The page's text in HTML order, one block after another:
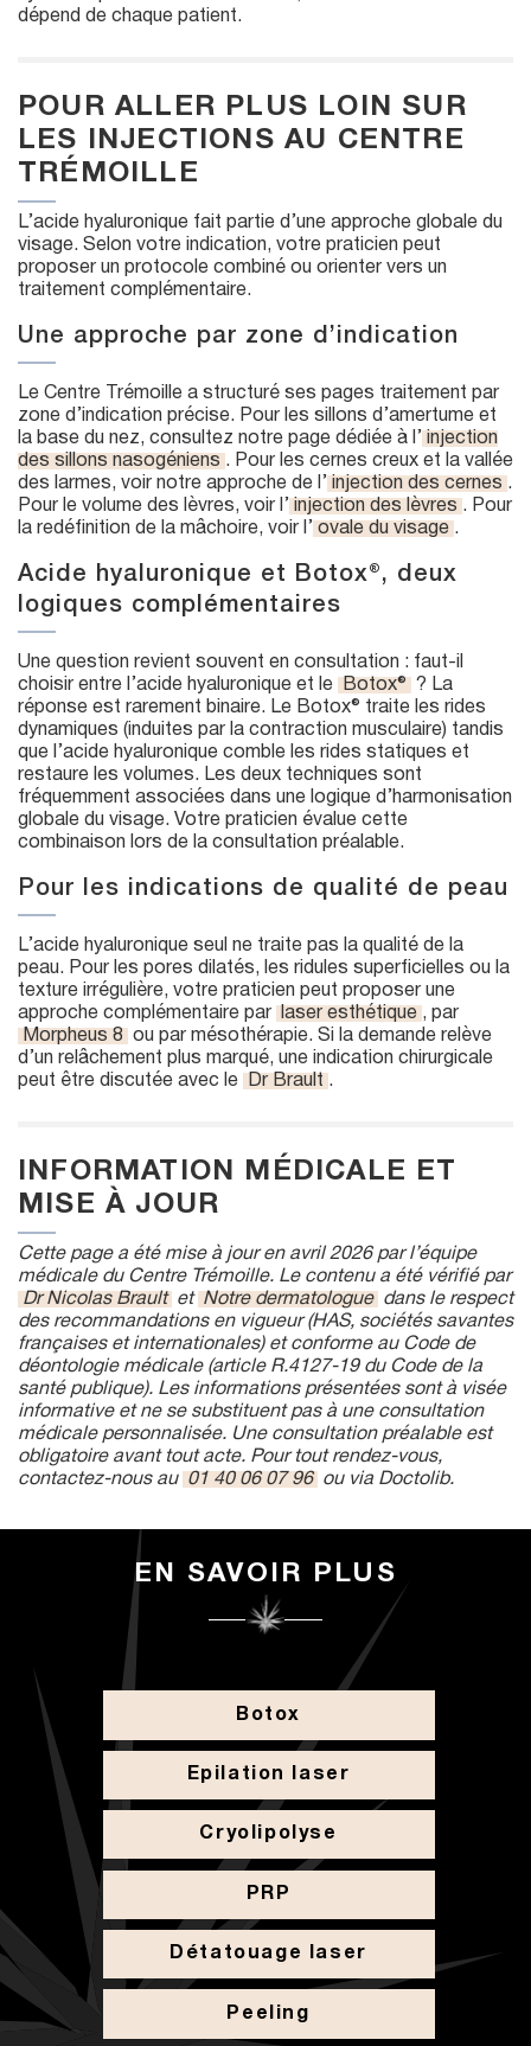
dépend de chaque patient.
POUR ALLER PLUS LOIN SUR
LES INJECTIONS AU CENTRE
TRÉMOILLE
L’acide hyaluronique fait partie d’une approche globale du
visage. Selon votre indication, votre praticien peut
proposer un protocole combiné ou orienter vers un
traitement complémentaire.
Une approche par zone d’indication
Le Centre Trémoille a structuré ses pages traitement par
zone d’indication précise. Pour les sillons d’amertume et
la base du nez, consultez notre page dédiée à l’
injection
des sillons nasogéniens . Pour les cernes creux et la vallée
des larmes, voir notre approche de l’
injection des cernes .
Pour le volume des lèvres, voir l’
injection des lèvres . Pour
la redéfinition de la mâchoire, voir l’ ovale du visage .
Acide hyaluronique et Botox®, deux
logiques complémentaires
Une question revient souvent en consultation : faut-il
choisir entre l’acide hyaluronique et le
Botox®
? La
réponse est rarement binaire. Le Botox® traite les rides
dynamiques (induites par la contraction musculaire) tandis
que l’acide hyaluronique comble les rides statiques et
restaure les volumes. Les deux techniques sont
fréquemment associées dans une logique d’harmonisation
globale du visage. Votre praticien évalue cette
combinaison lors de la consultation préalable.
Pour les indications de qualité de peau
L’acide hyaluronique seul ne traite pas la qualité de la
peau. Pour les pores dilatés, les ridules superficielles ou la
texture irrégulière, votre praticien peut proposer une
approche complémentaire par
laser esthétique , par
Morpheus 8
ou par mésothérapie. Si la demande relève
d’un relâchement plus marqué, une indication chirurgicale
peut être discutée avec le
Dr Brault .
INFORMATION MÉDICALE ET
MISE À JOUR
Cette page a été mise à jour en avril 2026 par l’équipe
médicale du Centre Trémoille. Le contenu a été vérifié par
Dr Nicolas Brault
et Notre dermatologue
dans le respect
des recommandations en vigueur (HAS, sociétés savantes
françaises et internationales) et conforme au Code de
déontologie médicale (article R.4127-19 du Code de la
santé publique). Les informations présentées sont à visée
informative et ne se substituent pas à une consultation
médicale personnalisée. Une consultation préalable est
obligatoire avant tout acte. Pour tout rendez-vous,
contactez-nous au 01 40 06 07 96 ou via Doctolib.
EN SAVOIR PLUS
Botox
Epilation laser
Cryolipolyse
PRP
Détatouage laser
Peeling